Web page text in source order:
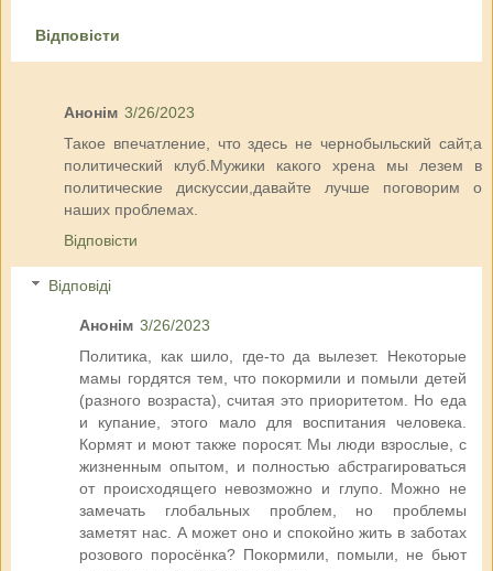
Відповісти
Анонім 3/26/2023
Такое впечатление, что здесь не чернобыльский сайт,а
политический клуб.Мужики какого хрена мы лезем в
политические дискуссии,давайте лучше поговорим о
наших проблемах.
Відповісти
Відповіді
Анонім 3/26/2023
Политика, как шило, где-то да вылезет. Некоторые
мамы гордятся тем, что покормили и помыли детей
(разного возраста), считая это приоритетом. Но еда
и купание, этого мало для воспитания человека.
Кормят и моют также поросят. Мы люди взрослые, с
жизненным опытом, и полностью абстрагироваться
от происходящего невозможно и глупо. Можно не
замечать глобальных проблем, но проблемы
заметят нас. А может оно и спокойно жить в заботах
розового поросёнка? Покормили, помыли, не бьют